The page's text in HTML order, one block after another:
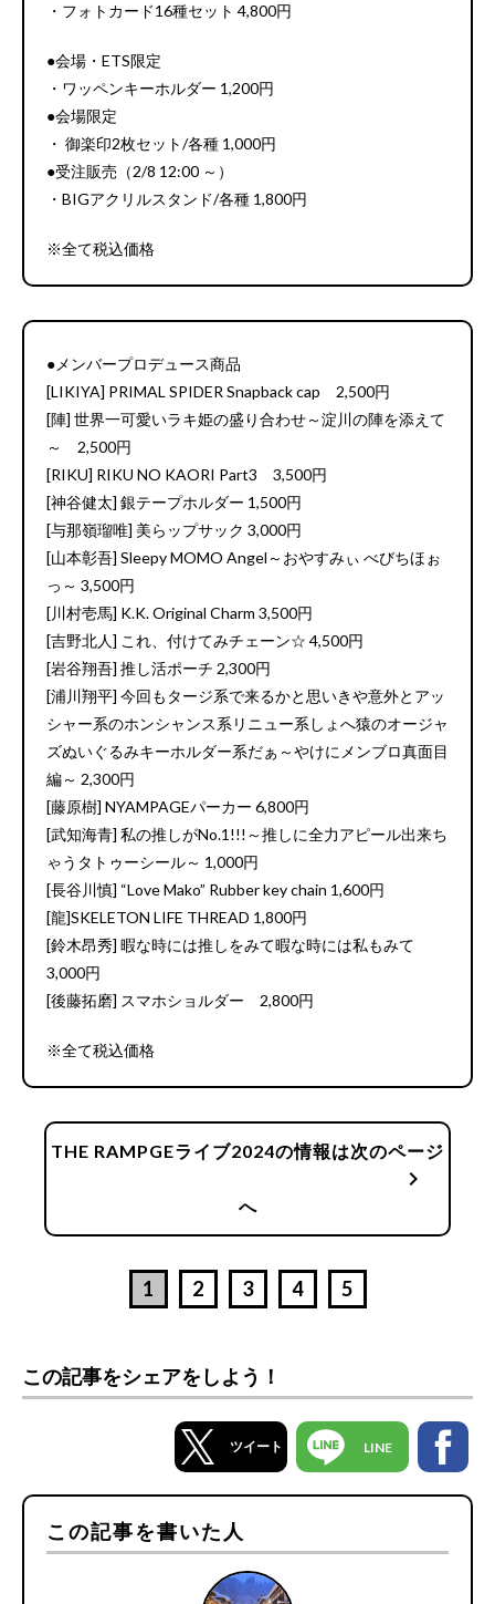
・フォトカード16種セット 4,800円
●会場・ETS限定
・ワッペンキーホルダー 1,200円
●会場限定
・ 御楽印2枚セット/各種 1,000円
●受注販売（2/8 12:00 ～）
・BIGアクリルスタンド/各種 1,800円
※全て税込価格
●メンバープロデュース商品
[LIKIYA] PRIMAL SPIDER Snapback cap 2,500円
[陣] 世界一可愛いラキ姫の盛り合わせ～淀川の陣を添えて
～ 2,500円
[RIKU] RIKU NO KAORI Part3 3,500円
[神谷健太] 銀テープホルダー 1,500円
[与那嶺瑠唯] 美らップサック 3,000円
[山本彰吾] Sleepy MOMO Angel～おやすみぃ べびちほぉ
っ～ 3,500円
[川村壱馬] K.K. Original Charm 3,500円
[吉野北人] これ、付けてみチェーン☆ 4,500円
[岩谷翔吾] 推し活ポーチ 2,300円
[浦川翔平] 今回もタージ系で来るかと思いきや意外とアッ
シャー系のホンシャンス系リニュー系しょへ猿のオージャ
ズぬいぐるみキーホルダー系だぁ ～やけにメンブロ真面目
編～ 2,300円
[藤原樹] NYAMPAGEパーカー 6,800円
[武知海青] 私の推しがNo.1!!!～推しに全力アピール出来ち
ゃうタトゥーシール～ 1,000円
[長谷川慎] “Love Mako” Rubber key chain 1,600円
[龍]SKELETON LIFE THREAD 1,800円
[鈴木昂秀] 暇な時には推しをみて暇な時には私もみて
3,000円
[後藤拓磨] スマホショルダー 2,800円
※全て税込価格
THE RAMPGEライブ2024の情報は次のページ
へ
chevron_right
1 2 3 4 5
この記事をシェアをしよう！
ツイート LINE
この記事を書いた人